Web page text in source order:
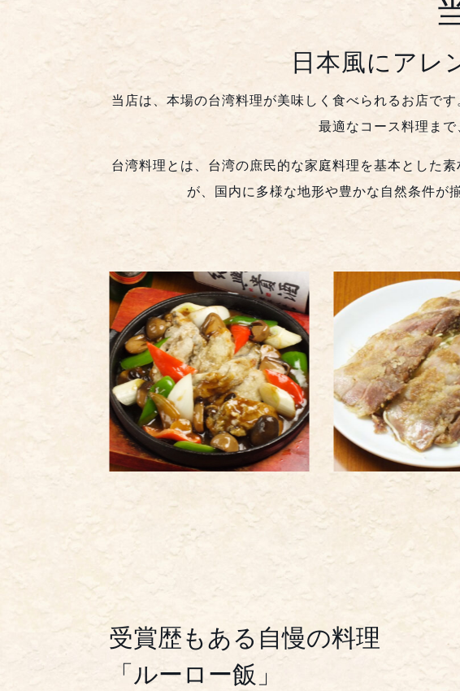
日本風にアレ
当店は、本場の台湾料理が美味しく食べられるお店で
最適なコース料理まで
台湾料理とは、台湾の庶民的な家庭料理を基本とした素
が、国内に多様な地形や豊かな自然条件が
受賞歴もある自慢の料理
「ルーロー飯」